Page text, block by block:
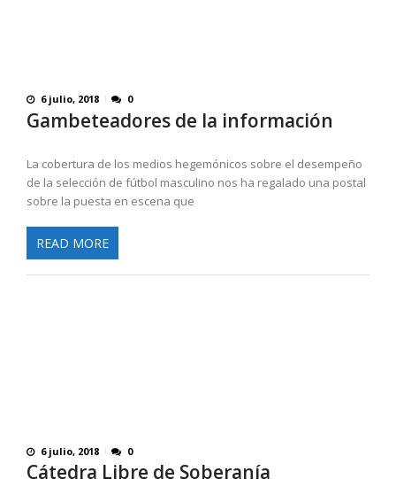
6 julio, 2018 0
Gambeteadores de la información
La cobertura de los medios hegemónicos sobre el desempeño
de la selección de fútbol masculino nos ha regalado una postal
sobre la puesta en escena que
READ MORE
6 julio, 2018 0
Cátedra Libre de Soberanía